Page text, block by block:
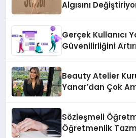
Algısını
Gerçek Kullanıcı
Güvenilirliğini
Beauty Atelier
Yanar’dan Çok
Sözleşmeli
Öğretmenlik